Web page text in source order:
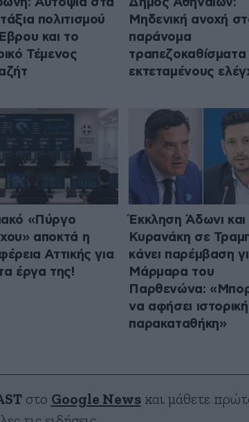
Αυτοψία στα
πολιτισμού
και το
Τέμενος
Δήμος Αθηναίων:
Μηδενική ανοχή
παράνομα
τραπεζοκαθίσματα
εκτεταμένους
«Πύργο
αποκτά η
Αττικής για
έργα της!
Έκκληση Άδωνι και
Κυρανάκη σε
κάνει παρέμβαση
Μάρμαρα του
Παρθενώνα:
να αφήσει ιστορική
παρακαταθήκη»
στο Google Newsκαι μάθετε